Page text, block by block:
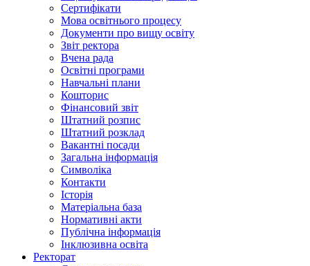
Сертифікати
Мова освітнього процесу
Документи про вищу освіту
Звіт ректора
Вчена рада
Освітні програми
Навчальні плани
Кошторис
Фінансовий звіт
Штатний розпис
Штатний розклад
Вакантні посади
Загальна інформація
Символіка
Контакти
Історія
Матеріальна база
Нормативні акти
Публічна інформація
Інклюзивна освіта
Ректорат